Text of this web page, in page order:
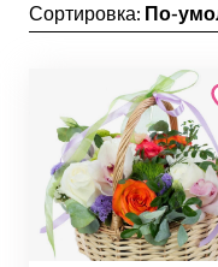
Сортировка: По-